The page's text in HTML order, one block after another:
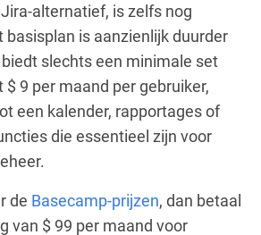
alternatief, is zelfs nog
basisplan is aanzienlijk duurder
slechts een minimale set
9 per maand per gebruiker,
een kalender, rapportages of
die essentieel zijn voor
de Basecamp-prijzen, dan betaal
van $ 99 per maand voor